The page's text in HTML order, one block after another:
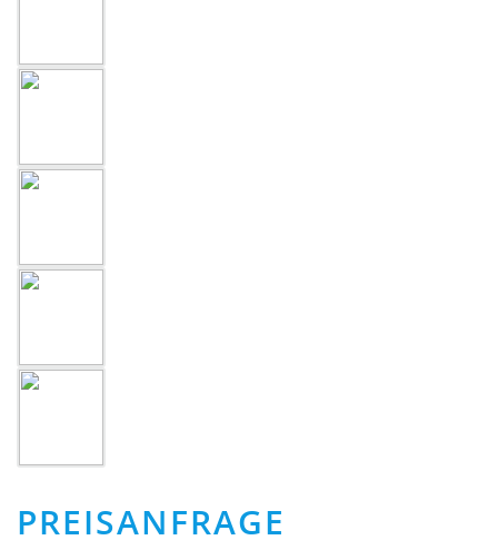
PREISANFRAGE